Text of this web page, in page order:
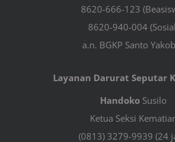
8620-666-123
8620-940-004
a.n. BGKP Santo
Layanan Darurat Seputar
Handoko Susilo
Ketua Seksi
(0813) 3279-9939 (24